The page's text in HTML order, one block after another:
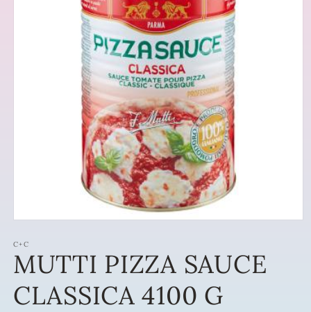
multimediali
1
in
finestra
modale
C+C
MUTTI PIZZA SAUCE
CLASSICA 4100 G